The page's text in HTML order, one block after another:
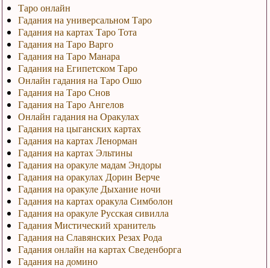
Таро онлайн
Гадания на универсальном Таро
Гадания на картах Таро Тота
Гадания на Таро Варго
Гадания на Таро Манара
Гадания на Египетском Таро
Онлайн гадания на Таро Ошо
Гадания на Таро Снов
Гадания на Таро Ангелов
Онлайн гадания на Оракулах
Гадания на цыганских картах
Гадания на картах Ленорман
Гадания на картах Эльтины
Гадания на оракуле мадам Эндоры
Гадания на оракулах Дорин Верче
Гадания на оракуле Дыхание ночи
Гадания на картах оракула Симболон
Гадания на оракуле Русская сивилла
Гадания Мистический хранитель
Гадания на Славянских Резах Рода
Гадания онлайн на картах Сведенборга
Гадания на домино